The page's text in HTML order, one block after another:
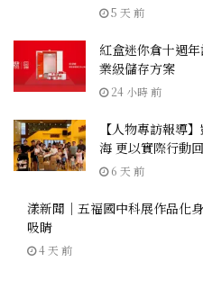
5 天 前
紅盒迷你倉十週
業級儲存方案
24 小時 前
【人物專訪報導
海 更以實際行動
6 天 前
漾新聞｜五福國中科展作品化
吸睛
4 天 前